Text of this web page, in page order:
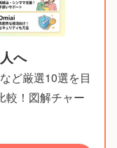
へ
ど厳選10選を目
較！図解チャー